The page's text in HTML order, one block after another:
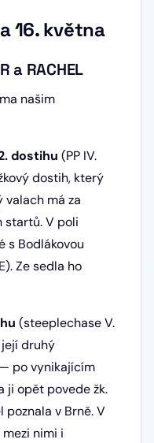
16. května
a RACHEL
našim
dostihu (PP IV.
dostih, který
valach má za
startů. V poli
s Bodlákovou
Ze sedla ho
(steeplechase V.
druhý
po vynikajícím
ji opět povede žk.
poznala v Brně. V
nimi i